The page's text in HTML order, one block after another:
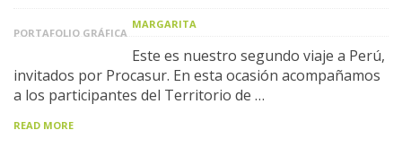
PORTAFOLIO GRÁFICA
MARGARITA
Este es nuestro segundo viaje a Perú,
invitados por Procasur. En esta ocasión acompañamos
a los participantes del Territorio de …
READ MORE